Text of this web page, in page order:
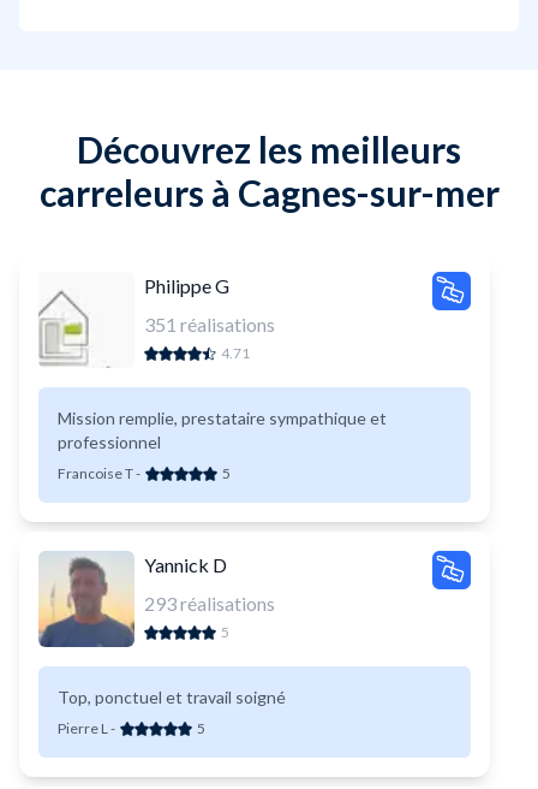
Découvrez les meilleurs
carreleurs à Cagnes-sur-mer
Philippe G
351 réalisations
4.71
Mission remplie, prestataire sympathique et
professionnel
Francoise T- 5
Yannick D
293réalisations
5
Top, ponctuel et travail soigné
Pierre L - 5